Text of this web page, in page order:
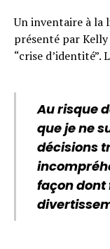
Un inventaire à la
présenté par
“crise d’identité”.
Au risque
que je ne
décisions
façon dont